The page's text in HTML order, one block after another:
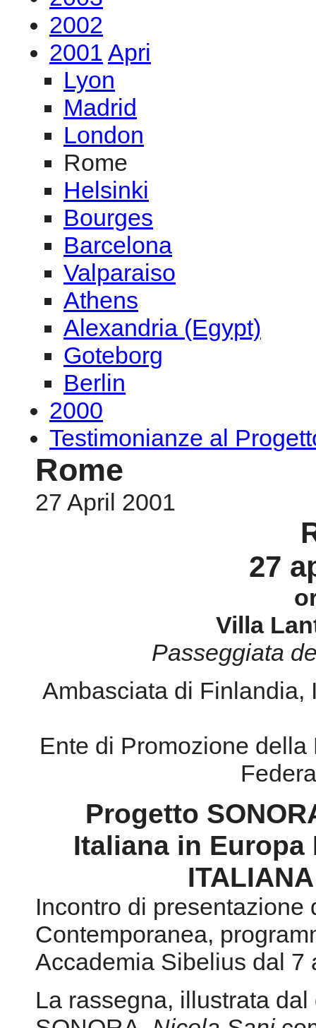
2002
2001 Apri
Lyon
Madrid
London
Rome
Helsinki
Bourges
Barcelona
Valparaiso
Athens
Alexandria (Egypt)
Goteborg
Berlin
2000
Testimonianze al
Rome
27 April 2001
27
Villa
Passeggiata
Ambasciata di Finlandia,
Ente di Promozione
Progetto
Italiana in Europa
Incontro di
Contemporanea,
Accademia Sibelius dal 7
La rassegna, illustrata